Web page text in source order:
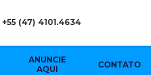
+55 (47) 4101.4634
ANUNCIE
AQUI
CONTATO